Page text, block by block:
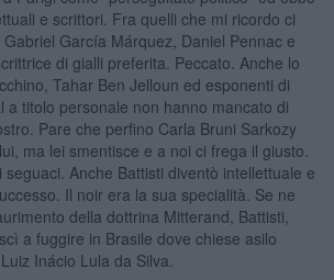
e scrittori. Fra quelli che mi ricordo ci
García Márquez, Daniel Pennac e
di gialli preferita. Peccato. Anche lo
Tahar Ben Jelloun ed esponenti di
a titolo personale non hanno mancato di
Pare che perfino Carla Bruni Sarkozy
ma lei smentisce e a noi ci frega il giusto.
Anche Battisti diventò intellettuale e
Il noir era la sua specialità. Se ne
della dottrina Mitterand, Battisti,
a fuggire in Brasile dove chiese asilo
Inácio Lula da Silva.